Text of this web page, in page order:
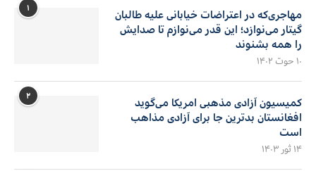
۱
مهاجری‌که در اعتراضات خیابانی علیه طالبان
گیتار می‌نوازد؛ این قدر می‌نوازم تا صدایش
را همه بشنوند
۱۰ حوت ۱۴۰۲
۲
کمیسیون آزادی مذهبی امریکا می‌گوید
افغانستان بدترین جا برای آزادی مذاهب
است
۱۴ ثور ۱۴۰۳